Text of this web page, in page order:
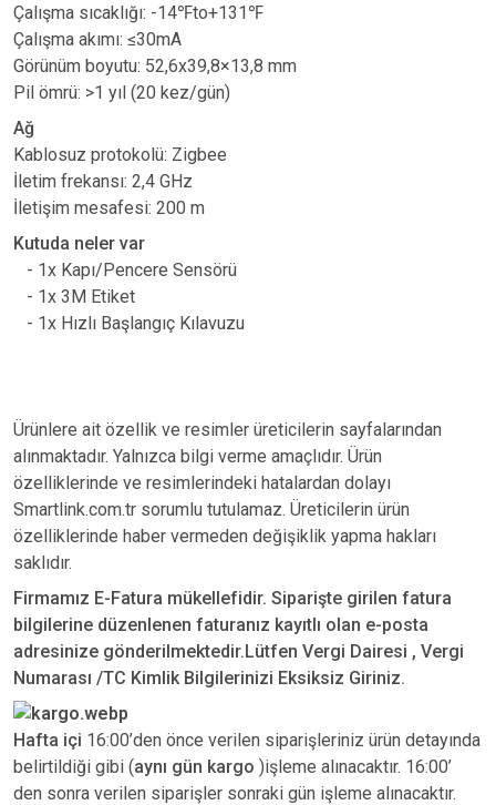
Çalışma sıcaklığı: -14℉to+131℉
Çalışma akımı: ≤30mA
Görünüm boyutu: 52,6x39,8×13,8 mm
Pil ömrü: >1 yıl (20 kez/gün)
Ağ
Kablosuz protokolü: Zigbee
İletim frekansı: 2,4 GHz
İletişim mesafesi: 200 m
Kutuda neler var
- 1x Kapı/Pencere Sensörü
- 1x 3M Etiket
- 1x Hızlı Başlangıç ​​Kılavuzu
Ürünlere ait özellik ve resimler üreticilerin sayfalarından
alınmaktadır. Yalnızca bilgi verme amaçlıdır. Ürün
özelliklerinde ve resimlerindeki hatalardan dolayı
Smartlink.com.tr sorumlu tutulamaz. Üreticilerin ürün
özelliklerinde haber vermeden değişiklik yapma hakları
saklıdır.
Firmamız E-Fatura mükellefidir. Siparişte girilen fatura
bilgilerine düzenlenen faturanız kayıtlı olan e-posta
adresinize gönderilmektedir.Lütfen Vergi Dairesi , Vergi
Numarası /TC Kimlik Bilgilerinizi Eksiksiz Giriniz.
Hafta içi 16:00’den önce verilen siparişleriniz ürün detayında
belirtildiği gibi (aynı gün kargo )işleme alınacaktır. 16:00’
den sonra verilen siparişler sonraki gün işleme alınacaktır.